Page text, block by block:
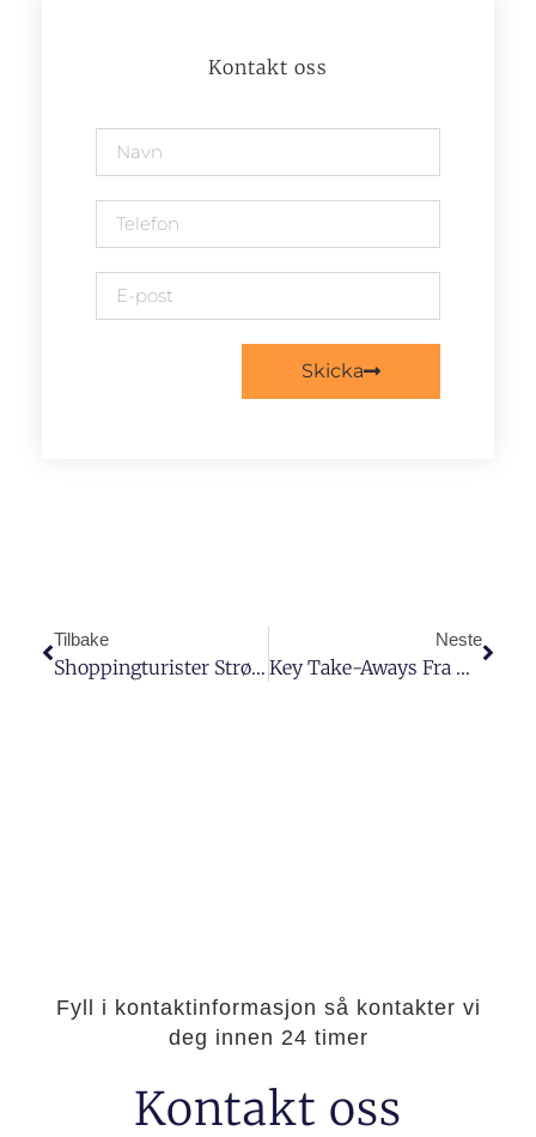
Kontakt oss
Skicka
Tilbake
Shoppingturister Strømmer Tilbake: Oppsiktsvekkende Tall Gjennom 2023
Neste
Key Take-Aways Fra NCSC Awards Og Kommersiell Stedsutvikling
Fyll i kontaktinformasjon så kontakter vi
deg innen 24 timer
Kontakt oss